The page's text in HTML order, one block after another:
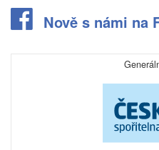
Nově s námi na